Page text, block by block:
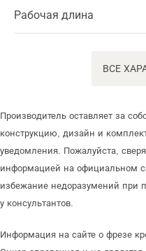
Рабочая длина
ВСЕ
Производитель оставляет за
конструкцию, дизайн и
уведомления. Пожалуйста,
информацией на официальном
избежание недоразумений при
у консультантов.
Информация на сайте о фрезе